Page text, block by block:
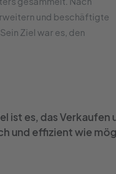
und beschäftigte
Ziel war es, den
ist es, das
und effizient wie